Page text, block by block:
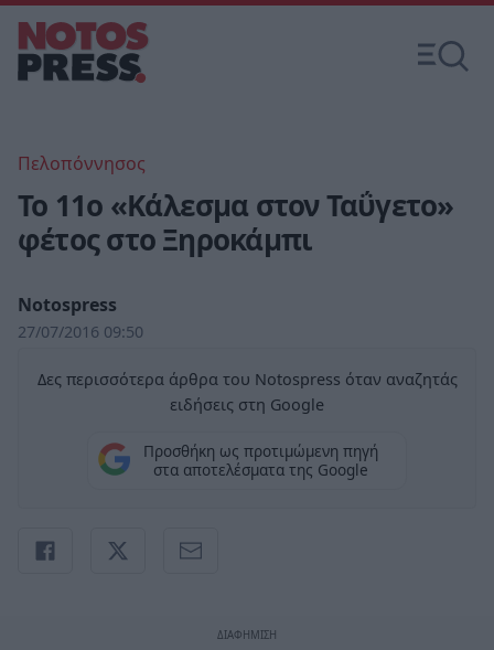
Πελοπόννησος
Το 11ο «Κάλεσμα στον Ταΰγετο»
φέτος στο Ξηροκάμπι
Notospress
27/07/2016 09:50
Δες περισσότερα άρθρα του Notospress όταν αναζητάς
ειδήσεις στη Google
Προσθήκη ως προτιμώμενη πηγή
στα αποτελέσματα της Google